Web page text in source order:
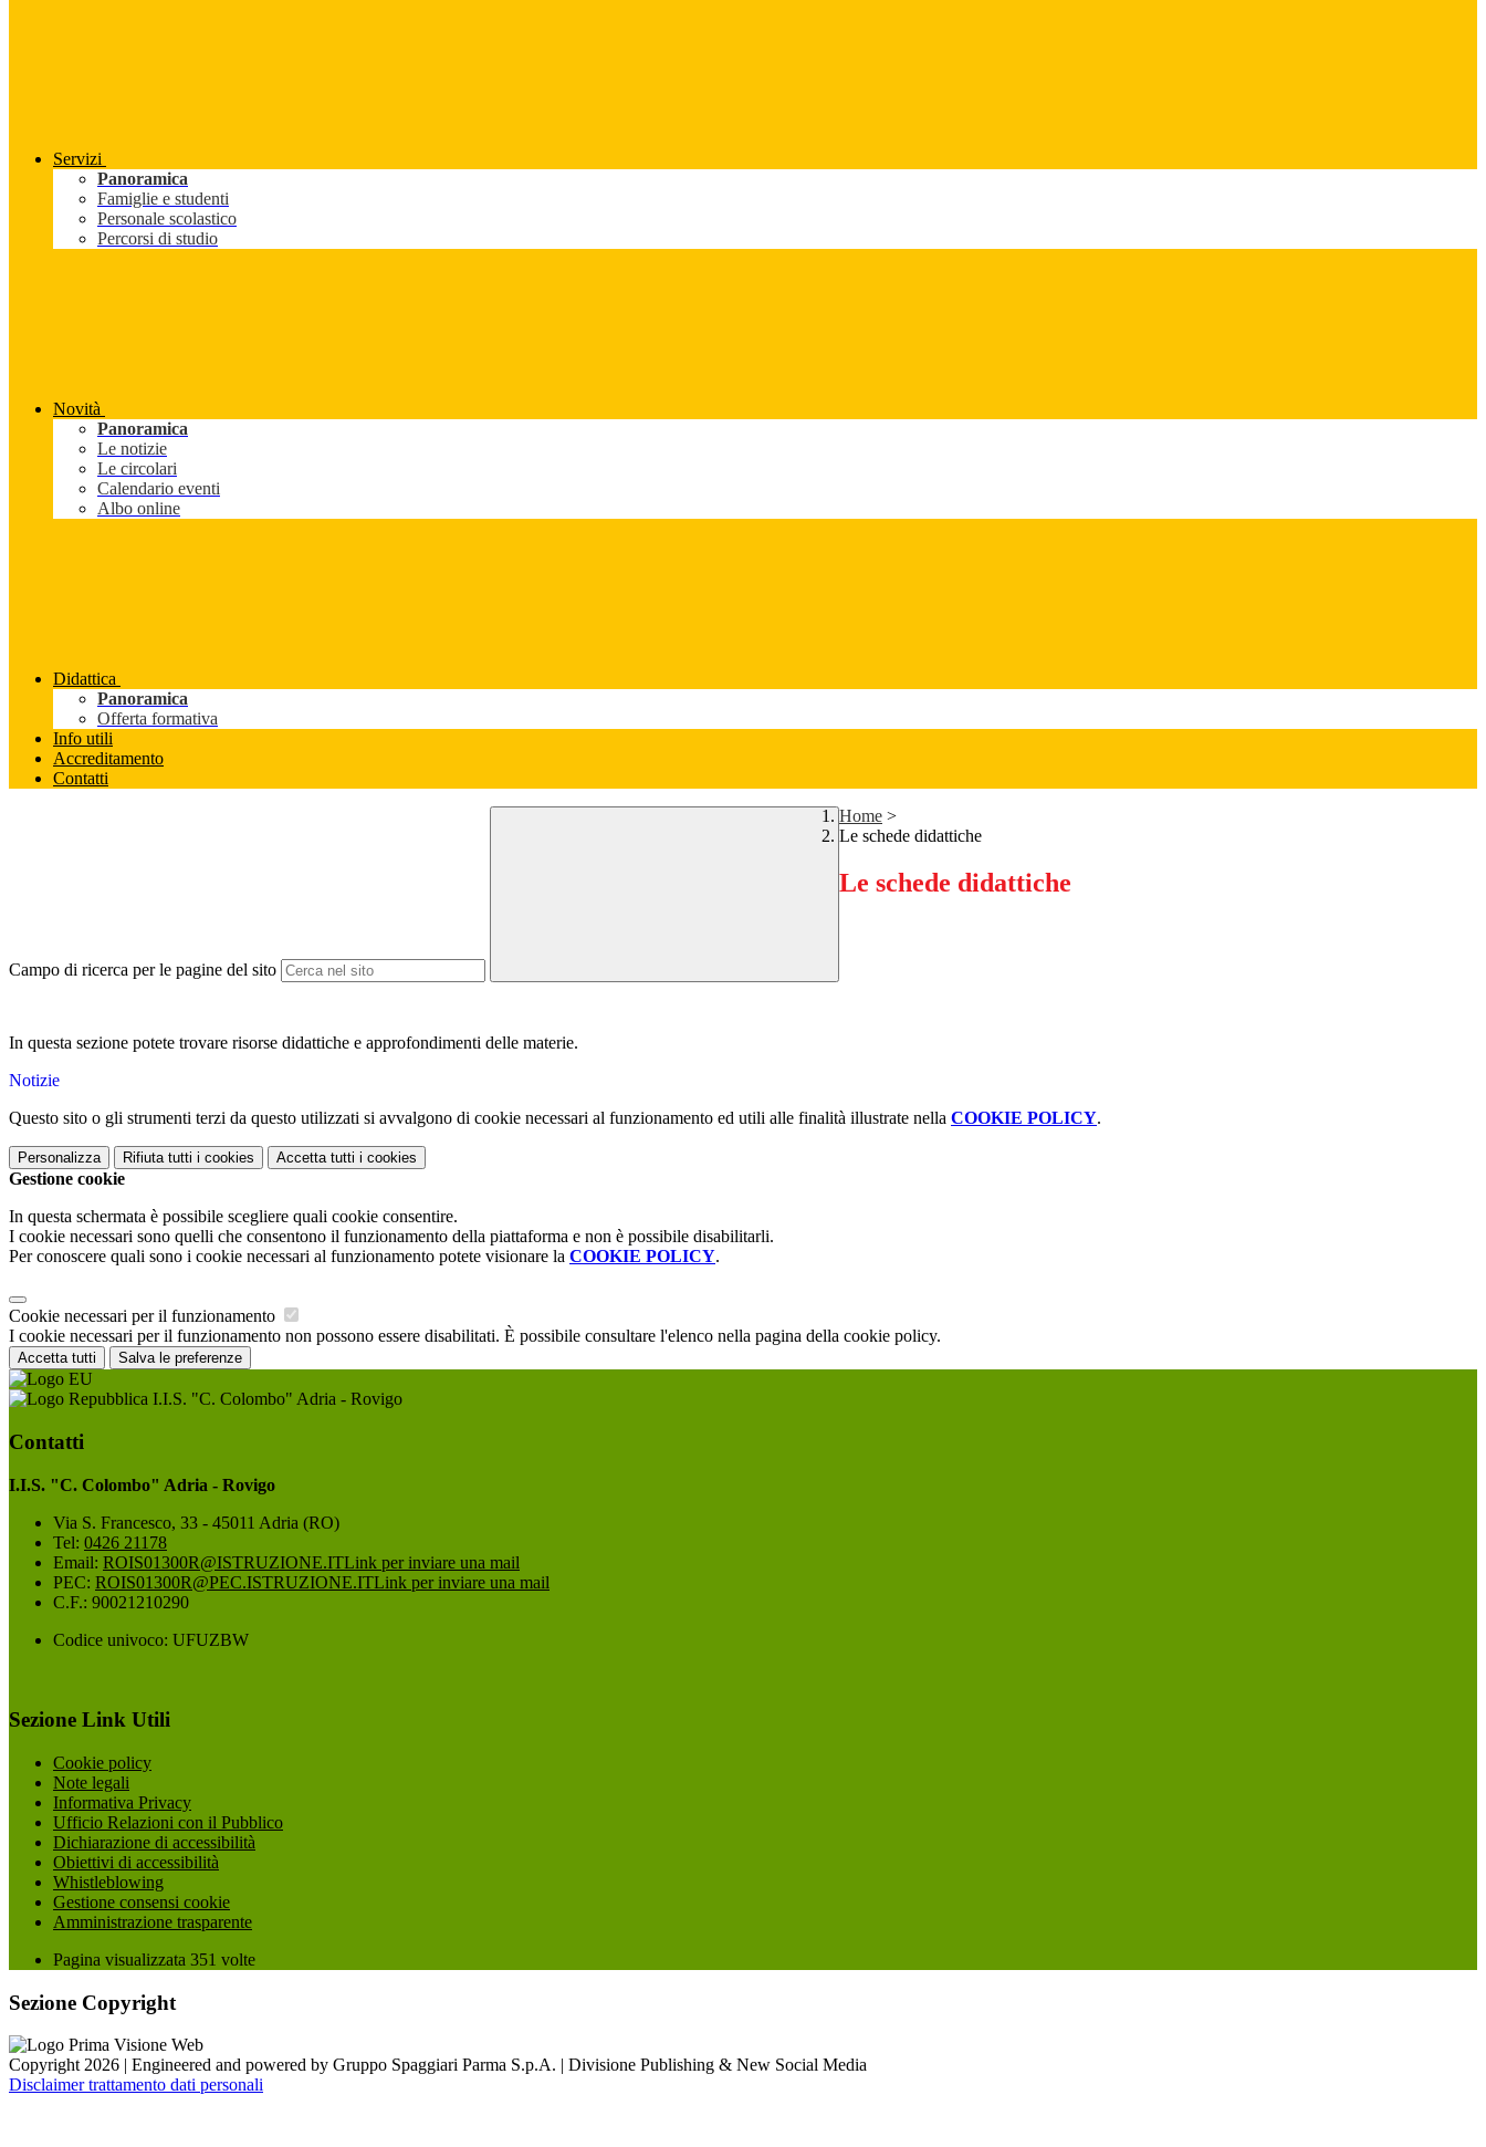
Servizi
Panoramica
Famiglie e studenti
Personale scolastico
Percorsi di studio
Novità
Panoramica
Le notizie
Le circolari
Calendario eventi
Albo online
Didattica
Panoramica
Offerta formativa
Info utili
Accreditamento
Contatti
Campo di ricerca per le pagine del sito
Home >
Le schede didattiche
Le schede didattiche
In questa sezione potete trovare risorse didattiche e approfondimenti delle materie.
Notizie
Questo sito o gli strumenti terzi da questo utilizzati si avvalgono di cookie necessari al funzionamento ed utili alle finalità illustrate nella COOKIE POLICY.
Personalizza Rifiuta tutti i cookies Accetta tutti i cookies
Gestione cookie
In questa schermata è possibile scegliere quali cookie consentire.
I cookie necessari sono quelli che consentono il funzionamento della piattaforma e non è possibile disabilitarli.
Per conoscere quali sono i cookie necessari al funzionamento potete visionare la COOKIE POLICY.
Cookie necessari per il funzionamento
I cookie necessari per il funzionamento non possono essere disabilitati. È possibile consultare l'elenco nella pagina della cookie policy.
Accetta tutti Salva le preferenze
I.I.S. "C. Colombo" Adria - Rovigo
Contatti
I.I.S. "C. Colombo" Adria - Rovigo
Via S. Francesco, 33 - 45011 Adria (RO)
Tel: 0426 21178
Email: ROIS01300R@ISTRUZIONE.ITLink per inviare una mail
PEC: ROIS01300R@PEC.ISTRUZIONE.ITLink per inviare una mail
C.F.: 90021210290
Codice univoco: UFUZBW
Sezione Link Utili
Cookie policy
Note legali
Informativa Privacy
Ufficio Relazioni con il Pubblico
Dichiarazione di accessibilità
Obiettivi di accessibilità
Whistleblowing
Gestione consensi cookie
Amministrazione trasparente
Pagina visualizzata 351 volte
Sezione Copyright
Copyright 2026 | Engineered and powered by Gruppo Spaggiari Parma S.p.A. | Divisione Publishing & New Social Media
Disclaimer trattamento dati personali